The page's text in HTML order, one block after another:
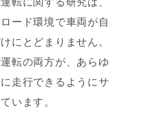
転に関する研究は、
ード環境で車両が自
にとどまりません。
転の両方が、あらゆ
走行できるようにサ
います。